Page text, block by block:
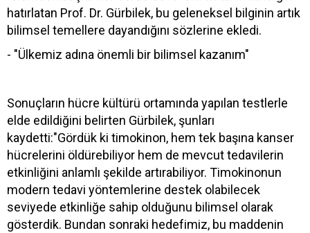
hatırlatan Prof. Dr. Gürbilek, bu geleneksel bilginin artık
bilimsel temellere dayandığını sözlerine ekledi.
- "Ülkemiz adına önemli bir bilimsel kazanım"
Sonuçların hücre kültürü ortamında yapılan testlerle
elde edildiğini belirten Gürbilek, şunları
kaydetti:"Gördük ki timokinon, hem tek başına kanser
hücrelerini öldürebiliyor hem de mevcut tedavilerin
etkinliğini anlamlı şekilde artırabiliyor. Timokinonun
modern tedavi yöntemlerine destek olabilecek
seviyede etkinliğe sahip olduğunu bilimsel olarak
gösterdik. Bundan sonraki hedefimiz, bu maddenin